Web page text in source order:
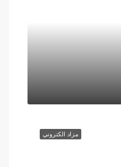
مزاد الكتروني